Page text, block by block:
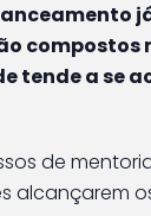
tende a se
de
alcançarem